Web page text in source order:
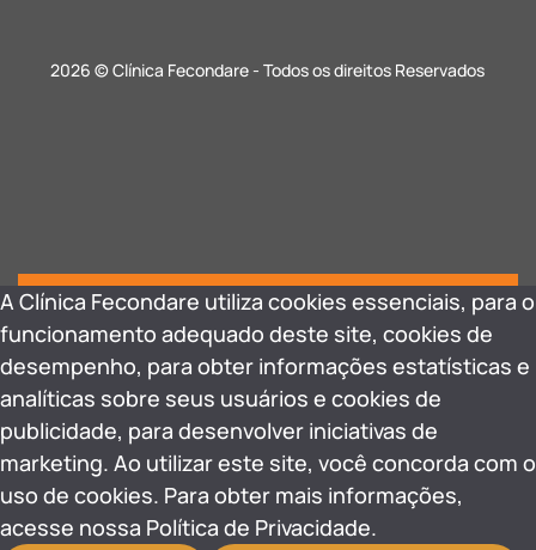
2026 © Clínica Fecondare - Todos os direitos Reservados
A Clínica Fecondare utiliza cookies essenciais, para o
funcionamento adequado deste site, cookies de
desempenho, para obter informações estatísticas e
analíticas sobre seus usuários e cookies de
publicidade, para desenvolver iniciativas de
marketing. Ao utilizar este site, você concorda com o
uso de cookies. Para obter mais informações,
acesse nossa Política de Privacidade.